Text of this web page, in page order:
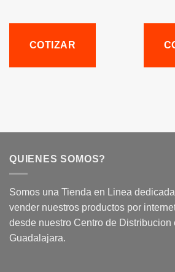
COTIZAR
QUIENES SOMOS?
Somos una Tienda en Linea
vender nuestros productos por
desde nuestro Centro de Distribucion
Guadalajara.